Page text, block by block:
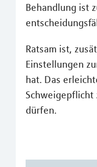
Behandlung ist
Ratsam ist,
Einstellungen
hat. Das
Schweigepflicht
dürfen.